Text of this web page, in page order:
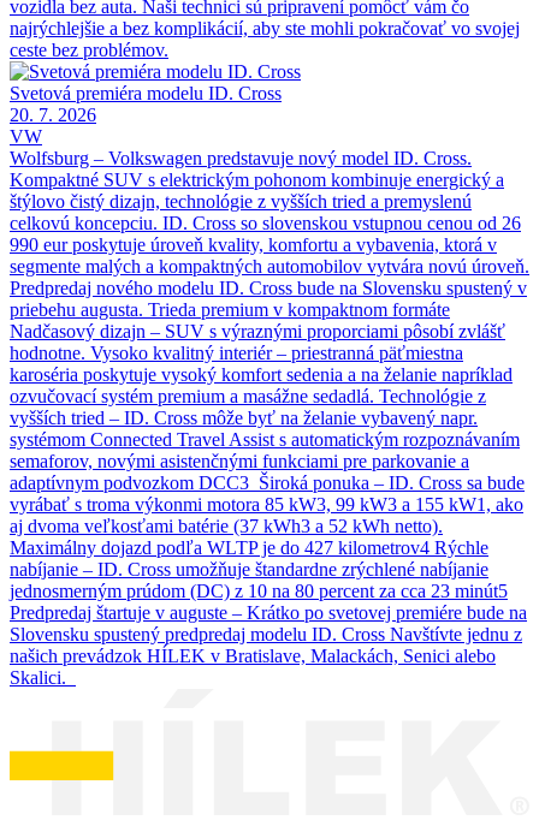
vozidla bez auta. Naši technici sú pripravení pomôcť vám čo
najrýchlejšie a bez komplikácií, aby ste mohli pokračovať vo svojej
ceste bez problémov.
Svetová premiéra modelu ID. Cross
20. 7. 2026
VW
Wolfsburg – Volkswagen predstavuje nový model ID. Cross.
Kompaktné SUV s elektrickým pohonom kombinuje energický a
štýlovo čistý dizajn, technológie z vyšších tried a premyslenú
celkovú koncepciu. ID. Cross so slovenskou vstupnou cenou od 26
990 eur poskytuje úroveň kvality, komfortu a vybavenia, ktorá v
segmente malých a kompaktných automobilov vytvára novú úroveň.
Predpredaj nového modelu ID. Cross bude na Slovensku spustený v
priebehu augusta. Trieda premium v kompaktnom formáte
Nadčasový dizajn – SUV s výraznými proporciami pôsobí zvlášť
hodnotne. Vysoko kvalitný interiér – priestranná päťmiestna
karoséria poskytuje vysoký komfort sedenia a na želanie napríklad
ozvučovací systém premium a masážne sedadlá. Technológie z
vyšších tried – ID. Cross môže byť na želanie vybavený napr.
systémom Connected Travel Assist s automatickým rozpoznávaním
semaforov, novými asistenčnými funkciami pre parkovanie a
adaptívnym podvozkom DCC3 Široká ponuka – ID. Cross sa bude
vyrábať s troma výkonmi motora 85 kW3, 99 kW3 a 155 kW1, ako
aj dvoma veľkosťami batérie (37 kWh3 a 52 kWh netto).
Maximálny dojazd podľa WLTP je do 427 kilometrov4 Rýchle
nabíjanie – ID. Cross umožňuje štandardne zrýchlené nabíjanie
jednosmerným prúdom (DC) z 10 na 80 percent za cca 23 minút5
Predpredaj štartuje v auguste – Krátko po svetovej premiére bude na
Slovensku spustený predpredaj modelu ID. Cross Navštívte jednu z
našich prevádzok HÍLEK v Bratislave, Malackách, Senici alebo
Skalici.